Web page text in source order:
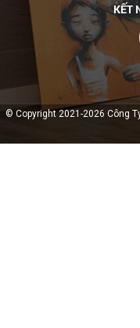
KẾT
© Copyright 2021-2026 Công